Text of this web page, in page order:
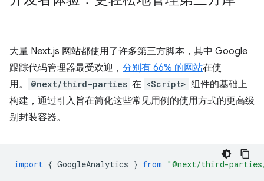
大量 Next.js 网站都使用了许多第三方脚本，其中 Google
跟踪代码管理器最受欢迎， 分别有 66% 的网站在使
用。
@next/third-parties 在 <Script> 组件的基础上
构建，通过引入旨在简化这些常见用例的使用方式的更高级
别封装容器。
import { GoogleAnalytics } from "@next/third-